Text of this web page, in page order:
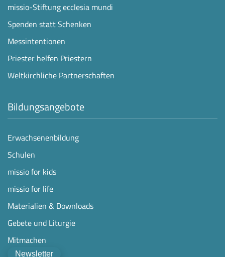
Newsletter
missio-Stiftung ecclesia mundi
Spenden statt Schenken
Messintentionen
Priester helfen Priestern
Weltkirchliche Partnerschaften
Bildungsangebote
Erwachsenenbildung
Schulen
missio for kids
missio for life
Materialien & Downloads
Gebete und Liturgie
Mitmachen